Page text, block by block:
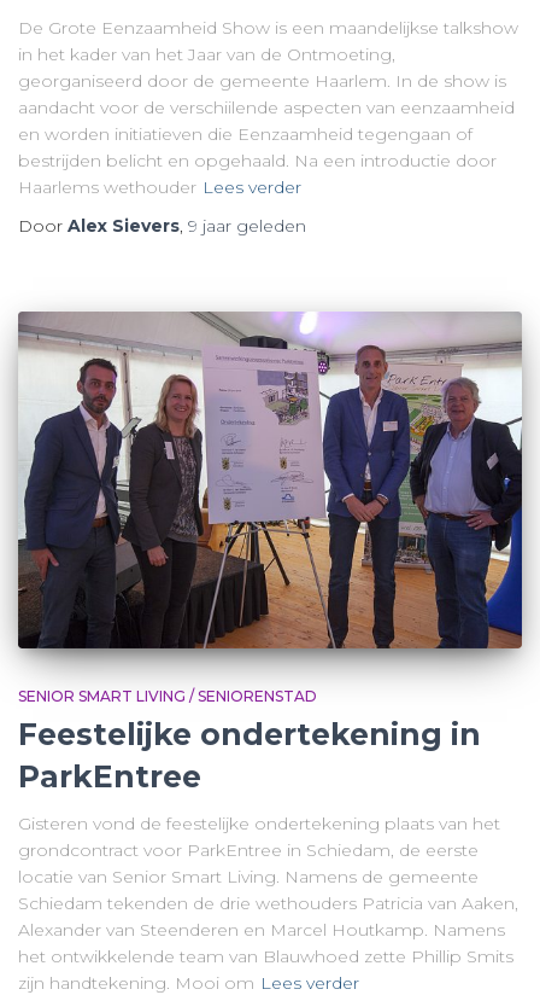
De Grote Eenzaamheid Show is een maandelijkse talkshow
in het kader van het Jaar van de Ontmoeting,
georganiseerd door de gemeente Haarlem. In de show is
aandacht voor de verschiilende aspecten van eenzaamheid
en worden initiatieven die Eenzaamheid tegengaan of
bestrijden belicht en opgehaald. Na een introductie door
Haarlems wethouder Lees verder
Door Alex Sievers, 9 jaar geleden
SENIOR SMART LIVING / SENIORENSTAD
Feestelijke ondertekening in
ParkEntree
Gisteren vond de feestelijke ondertekening plaats van het
grondcontract voor ParkEntree in Schiedam, de eerste
locatie van Senior Smart Living. Namens de gemeente
Schiedam tekenden de drie wethouders Patricia van Aaken,
Alexander van Steenderen en Marcel Houtkamp. Namens
het ontwikkelende team van Blauwhoed zette Phillip Smits
zijn handtekening. Mooi om Lees verder